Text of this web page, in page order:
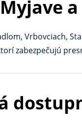
Vrbovciach,
zabezpečujú